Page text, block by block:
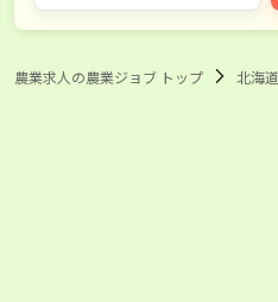
農業求人の農業ジョブ トップ 北海道